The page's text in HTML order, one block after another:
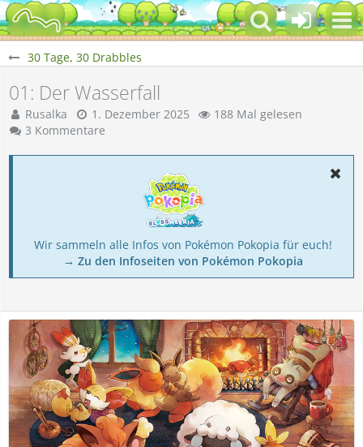
30 Tage, 30 Drabbles
01: Der Wasserfall
Rusalka 1. Dezember 2025
188 Mal gelesen
3 Kommentare
Wir sammeln alle Infos von Pokémon Pokopia für euch!
→ Zu den Infoseiten von Pokémon Pokopia